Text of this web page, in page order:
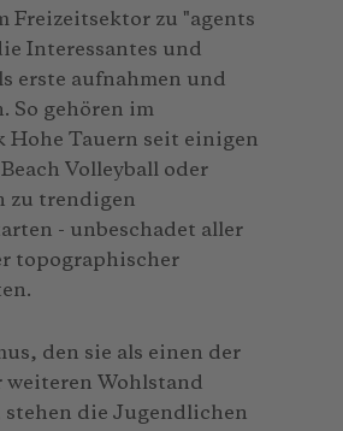
Freizeitsektor zu "agents
Interessantes und
erste aufnahmen und
So gehören im
Hohe Tauern seit einigen
Volleyball oder
zu trendigen
- unbeschadet aller
topographischer
den sie als einen der
weiteren Wohlstand
stehen die Jugendlichen